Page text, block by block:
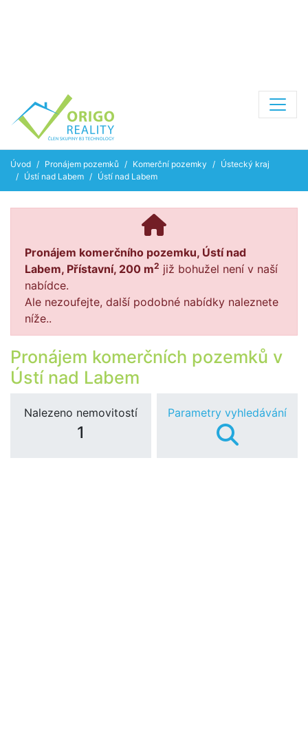
Úvod Pronájem pozemků Komerční pozemky
Ústecký kraj
Ústí nad Labem
Ústí nad Labem
Pronájem komerčního pozemku, Ústí nad
Labem, Přístavní, 200 m2 již bohužel není v naší
nabídce.
Ale nezoufejte, další podobné nabídky naleznete
níže..
Pronájem komerčních pozemků v
Ústí nad Labem
Nalezeno nemovitostí
1
Parametry vyhledávání